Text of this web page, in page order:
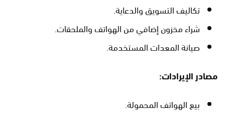
تكاليف التسويق والدعاية.
شراء مخزون إضافي من الهواتف والملحقات.
صيانة المعدات المستخدمة.
مصادر الإيرادات:
بيع الهواتف المحمولة.